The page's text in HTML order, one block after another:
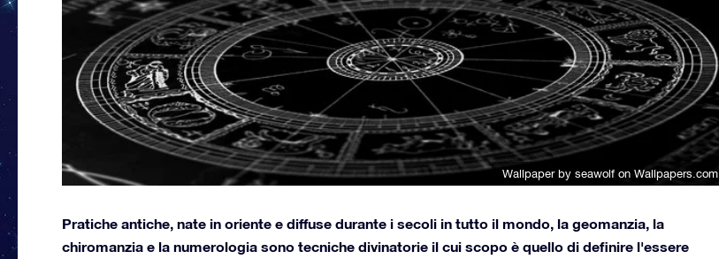
Wallpaper by seawolf on Wallpapers.com
Pratiche antiche, nate in oriente e diffuse durante i secoli in tutto il mondo, la geomanzia, la
chiromanzia e la numerologia sono tecniche divinatorie il cui scopo è quello di definire l'essere